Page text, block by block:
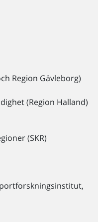
Region Gävleborg)
(Region Halland)
(SKR)